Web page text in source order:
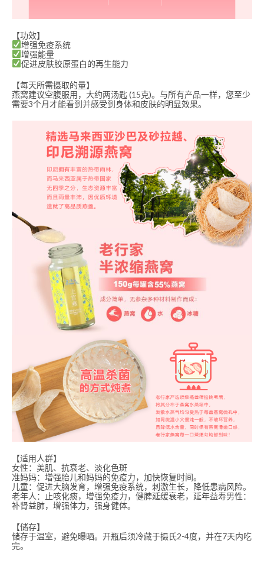
【功效】
增强免疫系统
增强能量
促进皮肤胶原蛋白的再生能力
【每天所需摄取的量】
燕窝建议空腹服用，大约两汤匙 (15克)。与所有产品一样，您至少
需要3个月才能看到并感受到身体和皮肤的明显效果。
【适用人群】
女性：美肌、抗衰老、淡化色斑
准妈妈：增强胎儿和妈妈的免疫力，加快恢复时间。
儿童：促进大脑发育，增强免疫系统，刺激生长，降低患病风险。
老年人：止咳化痰，增强免疫力，健脾延缓衰老，延年益寿男性：
补肾益肺，增强体力，强身健体。
【储存】
储存于温室，避免曝晒。开瓶后须冷藏于摄氏2-4度，并在7天内吃
完。